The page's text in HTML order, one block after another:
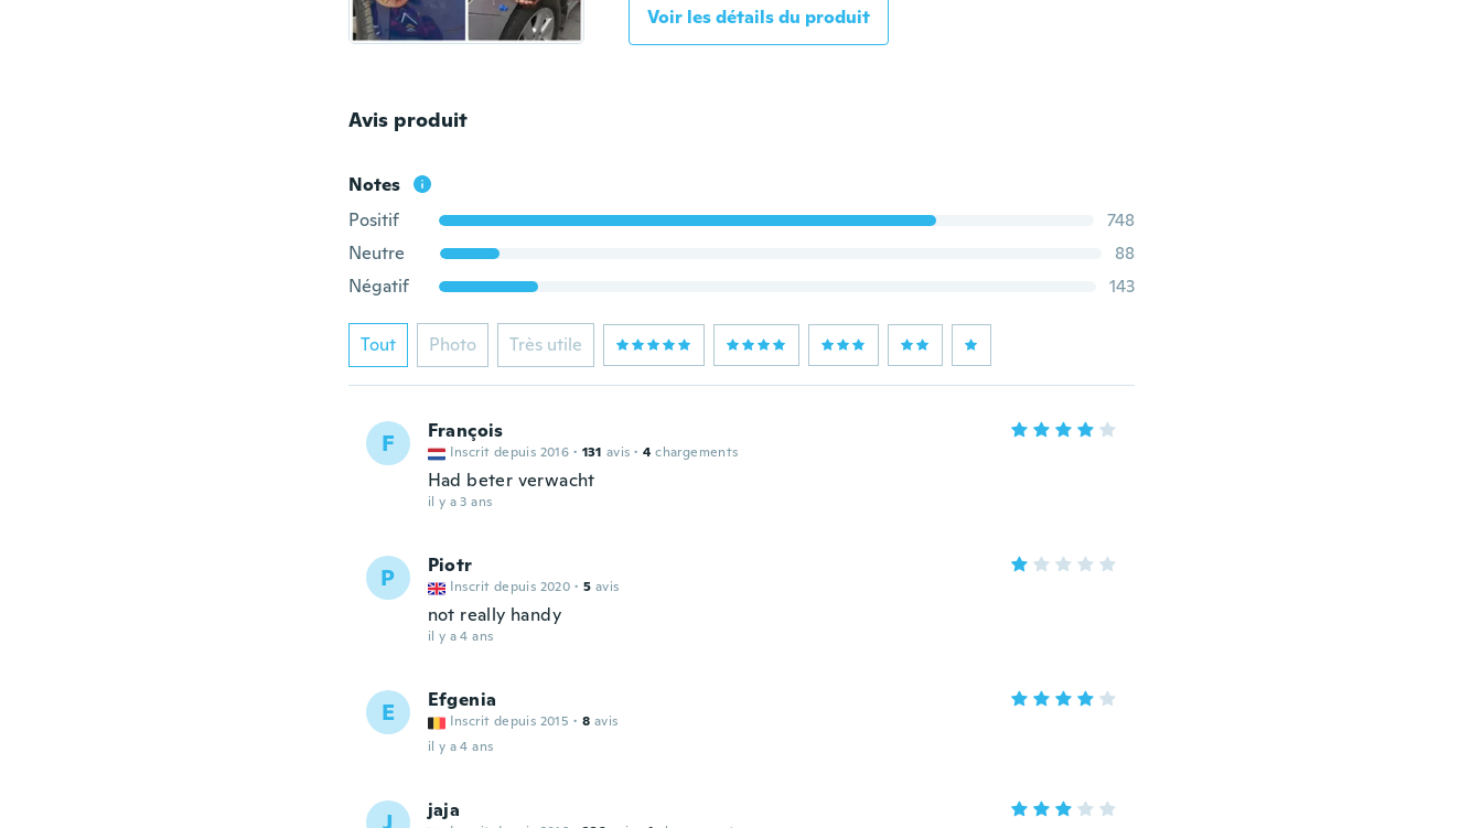
Voir les détails du produit
Avis produit
Notes
Positif
748
Neutre
88
Négatif
143
Tout Photo Très utile
F François
Inscrit depuis 2016 · 131 avis · 4 chargements
Had beter verwacht
il y a 3 ans
P Piotr
Inscrit depuis 2020 · 5 avis
not really handy
il y a 4 ans
E Efgenia
Inscrit depuis 2015 · 8 avis
il y a 4 ans
jaja